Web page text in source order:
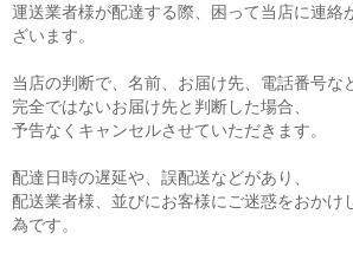
運送業者様が配達する際、困って当店に連絡
ざいます。
当店の判断で、名前、お届け先、電話番号な
完全ではないお届け先と判断した場合、
予告なくキャンセルさせていただきます。
配達日時の遅延や、誤配送などがあり、
配送業者様、並びにお客様にご迷惑をおかけ
為です。